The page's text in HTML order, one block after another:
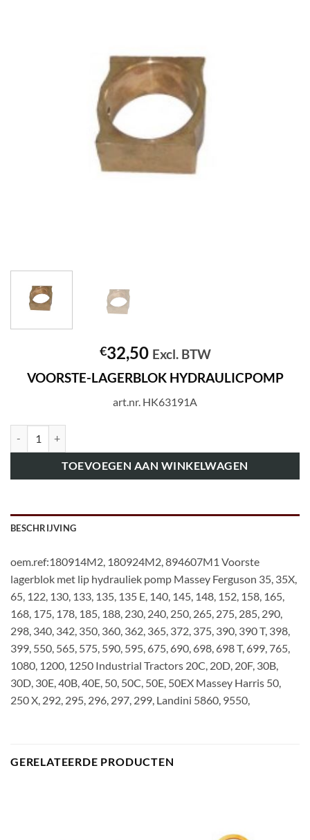
€32,50 Excl. BTW
VOORSTE-LAGERBLOK HYDRAULICPOMP
art.nr. HK63191A
TOEVOEGEN AAN WINKELWAGEN
BESCHRIJVING
oem.ref:180914M2, 180924M2, 894607M1 Voorste
lagerblok met lip hydrauliek pomp Massey Ferguson 35, 35X,
65, 122, 130, 133, 135, 135 E, 140, 145, 148, 152, 158, 165,
168, 175, 178, 185, 188, 230, 240, 250, 265, 275, 285, 290,
298, 340, 342, 350, 360, 362, 365, 372, 375, 390, 390 T, 398,
399, 550, 565, 575, 590, 595, 675, 690, 698, 698 T, 699, 765,
1080, 1200, 1250 Industrial Tractors 20C, 20D, 20F, 30B,
30D, 30E, 40B, 40E, 50, 50C, 50E, 50EX Massey Harris 50,
250 X, 292, 295, 296, 297, 299, Landini 5860, 9550,
GERELATEERDE PRODUCTEN